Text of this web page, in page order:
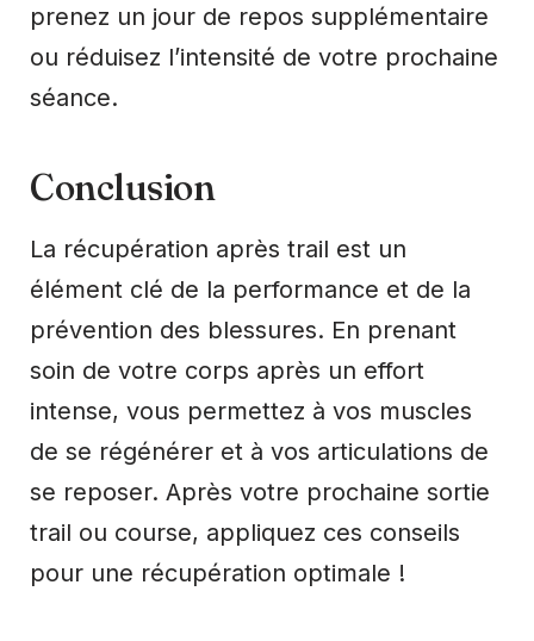
prenez un jour de repos supplémentaire
ou réduisez l’intensité de votre prochaine
séance.
Conclusion
La récupération après trail est un
élément clé de la performance et de la
prévention des blessures. En prenant
soin de votre corps après un effort
intense, vous permettez à vos muscles
de se régénérer et à vos articulations de
se reposer. Après votre prochaine sortie
trail ou course, appliquez ces conseils
pour une récupération optimale !